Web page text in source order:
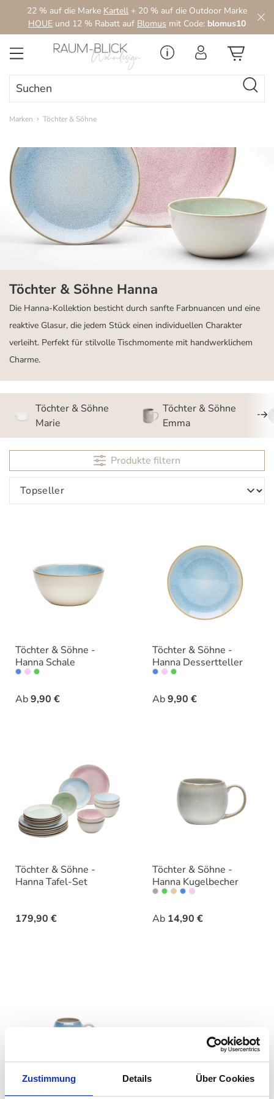
Zustimmung Details Über Cookies
Zum Hauptinhalt springen
22 % auf die Marke Kartell + 20 % auf die Outdoor Marke
HOUE und 12 % Rabatt auf Blomus mit Code: blomus10
Marken Töchter & Söhne
Töchter & Söhne Hanna
Die Hanna-Kollektion besticht durch sanfte Farbnuancen und eine
reaktive Glasur, die jedem Stück einen individuellen Charakter
verleiht. Perfekt für stilvolle Tischmomente mit handwerklichem
Charme.
Töchter & Söhne
Marie
Töchter & Söhne
Emma
Produkte filtern
Töchter & Söhne -
Hanna Schale
Ab9,90 €
Varianten
Töchter & Söhne -
Hanna Dessertteller
Ab9,90 €
Varianten
Töchter & Söhne -
Hanna Tafel-Set
179,90 €
Töchter & Söhne -
Hanna Kugelbecher
Ab 14,90 €
Varianten